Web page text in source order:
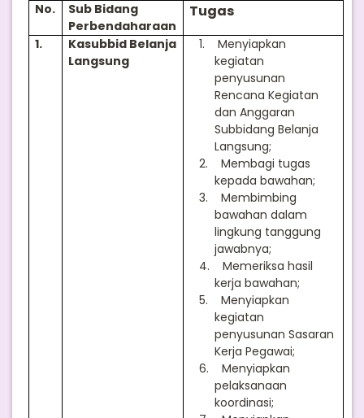
No.
Sub Bidang
Perbendaharaan
Tugas
1.
Kasubbid Belanja
Langsung
1.
Menyiapkan
kegiatan
penyusunan
Rencana Kegiatan
dan Anggaran
Subbidang Belanja
Langsung;
2.
Membagi tugas
kepada bawahan;
3.
Membimbing
bawahan dalam
lingkung tanggung
jawabnya;
4.
Memeriksa hasil
kerja bawahan;
5.
Menyiapkan
kegiatan
penyusunan Sasaran
Kerja Pegawai;
6.
Menyiapkan
pelaksanaan
koordinasi;